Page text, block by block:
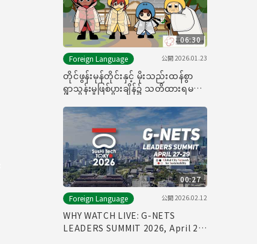
06:30
Foreign Language
公開2026.01.23
တိုင်ဖွန်းမုန်တိုင်းနှင့် မိုးသည်းထန်စွာ
ရွာသွန်းမှုဖြစ်ပွားချိန်၌ သတိထားရမည့်
00:27
Foreign Language
公開2026.02.12
WHY WATCH LIVE: G-NETS
LEADERS SUMMIT 2026, April 27-